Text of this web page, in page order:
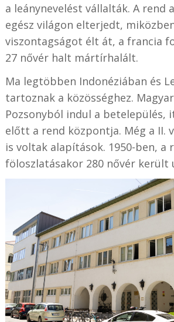
a leánynevelést vállalták. A rend
egész világon elterjedt,
viszontagságot élt át, a francia
27 nővér halt mártírhalált.
Ma legtöbben Indonéziában és
tartoznak a közösséghez.
Pozsonyból indul a betelepülés,
előtt a rend központja. Még a II.
is voltak alapítások. 1950-ben, a
föloszlatásakor 280 nővér került